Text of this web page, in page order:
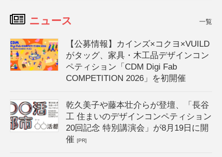
ニュース 一覧
【公募情報】カインズ×コクヨ×VUILD
がタッグ、家具・木工品デザインコン
ペティション「CDM Digi Fab
COMPETITION 2026」を初開催
乾久美子や藤本壮介らが登壇、「長谷
工 住まいのデザインコンペティション
20回記念 特別講演会」が8月19日に開
催[PR]